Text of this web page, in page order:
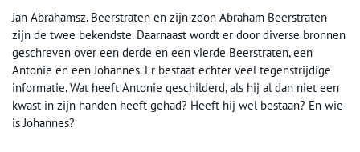
Jan Abrahamsz. Beerstraten en zijn zoon Abraham Beerstraten
zijn de twee bekendste. Daarnaast wordt er door diverse bronnen
geschreven over een derde en een vierde Beerstraten, een
Antonie en een Johannes. Er bestaat echter veel tegenstrijdige
informatie. Wat heeft Antonie geschilderd, als hij al dan niet een
kwast in zijn handen heeft gehad? Heeft hij wel bestaan? En wie
is Johannes?